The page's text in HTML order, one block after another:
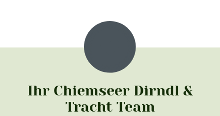
Ihr Chiemseer Dirndl &
Tracht Team